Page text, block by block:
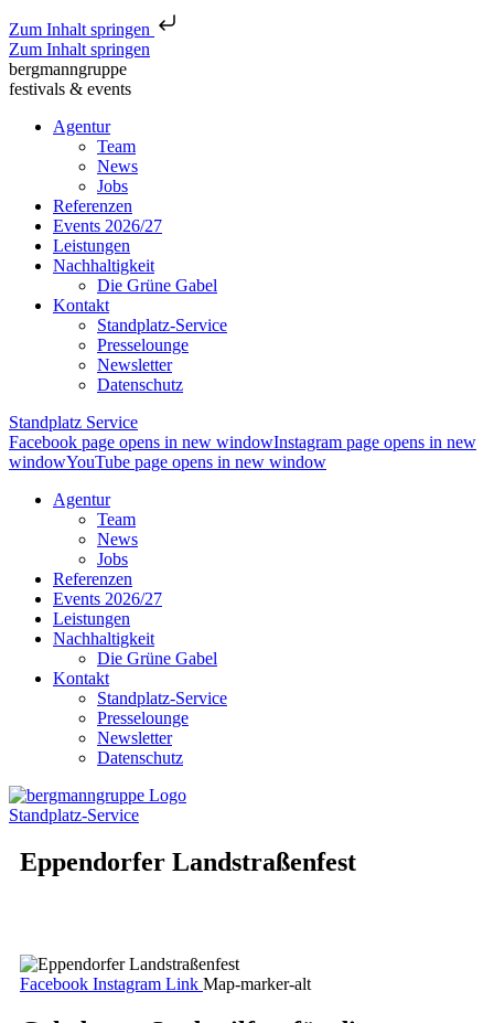
Zum Inhalt springen
Zum Inhalt springen
bergmanngruppe
festivals & events
Agentur
Team
News
Jobs
Referenzen
Events 2026/27
Leistungen
Nachhaltigkeit
Die Grüne Gabel
Kontakt
Standplatz-Service
Presselounge
Newsletter
Datenschutz
Standplatz Service
Facebook page opens in new windowInstagram page opens in new
windowYouTube page opens in new window
Agentur
Team
News
Jobs
Referenzen
Events 2026/27
Leistungen
Nachhaltigkeit
Die Grüne Gabel
Kontakt
Standplatz-Service
Presselounge
Newsletter
Datenschutz
Standplatz-Service
Eppendorfer Landstraßenfest
Facebook Instagram Link Map-marker-alt